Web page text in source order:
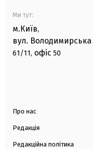
Ми тут:
м.Київ,
вул. Володимирська
61/11, офіс 50
Про нас
Редакція
Редакційна політика